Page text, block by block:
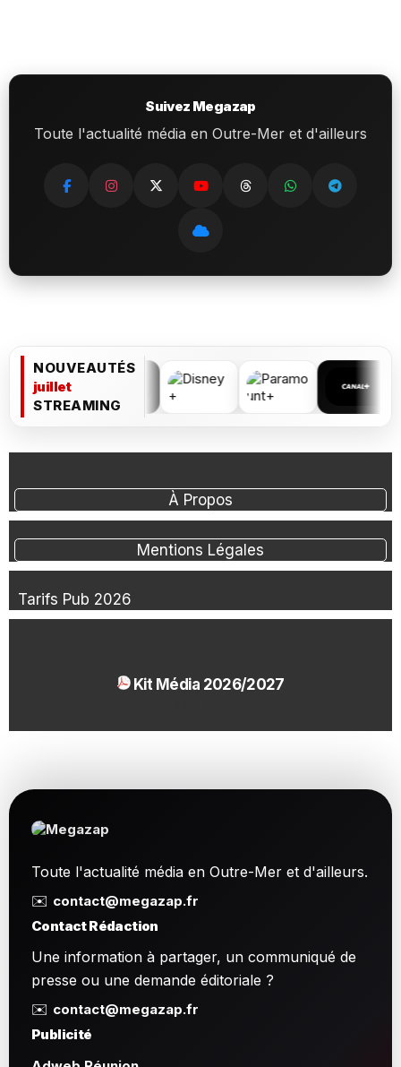
Suivez Megazap
Toute l'actualité média en Outre-Mer et d'ailleurs
NOUVEAUTÉS
juillet
STREAMING
À Propos
Mentions Légales
Tarifs Pub 2026
Kit Média 2026/2027
Toute l'actualité média en Outre-Mer et d'ailleurs.
✉️ contact@megazap.fr
Contact Rédaction
Une information à partager, un communiqué de
presse ou une demande éditoriale ?
✉️ contact@megazap.fr
Publicité